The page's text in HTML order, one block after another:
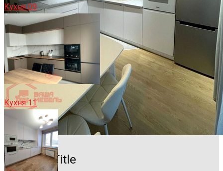
Sample Title
Кухня 09
Кухня 11